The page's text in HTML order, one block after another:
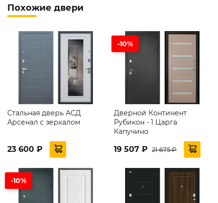
Похожие двери
Стальная дверь АСД
Арсенал с зеркалом
23 600 ₽
-10%
Дверной Континент
Рубикон - 1 Царга
Капучино
19 507 ₽ 21 675 ₽
-10%